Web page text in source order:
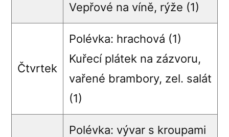
Vepřové na víně, rýže (1)
Čtvrtek
Polévka: hrachová (1)
Kuřecí plátek na zázvoru,
vařené brambory, zel. salát
(1)
Polévka: vývar s kroupami